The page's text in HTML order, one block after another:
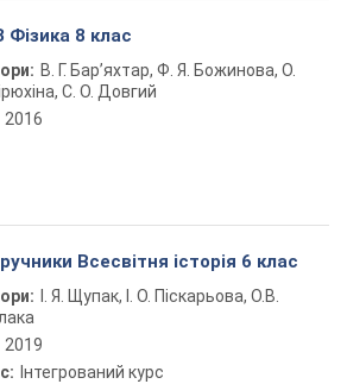
Фізика 8 клас
В. Г. Бар’яхтар, Ф. Я. Божинова, О.
С. О. Довгий
2016
Всесвітня історія 6 клас
І. Я. Щупак, І. О. Піскарьова, О.В.
2019
Інтегрований курс